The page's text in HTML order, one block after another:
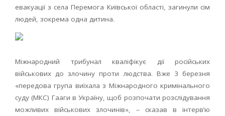
евакуації з села Перемога Київської області, загинули сім
людей, зокрема одна дитина.
Міжнародний трибунал кваліфікує дії російських
військових до злочину проти людства. Вже 3 березня
«передова група виїхала з Міжнародного кримінального
суду (МКС) Гааги в Україну, щоб розпочати розслідування
можливих військових злочинів», – сказав в інтерв’ю